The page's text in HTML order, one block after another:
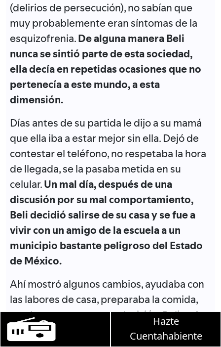
Martha Debayle en W, lunes a
Hazte
Cuentahabiente
(delirios de persecución), no sabían que
muy probablemente eran síntomas de la
esquizofrenia.De alguna manera Beli
nunca se sintió parte de esta sociedad,
ella decía en repetidas ocasiones que no
pertenecía a este mundo, a esta
dimensión.
Días antes de su partida le dijo a su mamá
que ella iba a estar mejor sin ella. Dejó de
contestar el teléfono, no respetaba la hora
de llegada, se la pasaba metida en su
celular.Un mal día, después de una
discusión por su mal comportamiento,
Beli decidió salirse de su casa y se fue a
vivir con un amigo de la escuela a un
municipio bastante peligroso del Estado
de México.
Ahí mostró algunos cambios, ayudaba con
las labores de casa, preparaba la comida,
estaba contenta con su decisión. Beli se fue
de casa un 29 de Mayo,
dos semanas antes